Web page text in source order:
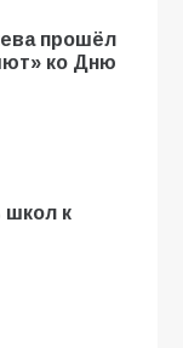
прошёл
ко Дню
школ к